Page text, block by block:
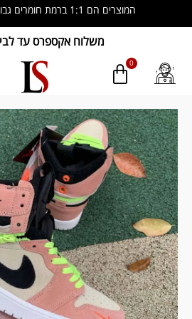
לתוכן
המוצרים הם 1:1 ברמת חומרים גבוה קוד קופון: LS10
משלוח אקספרס עד
כמות
של
Nike
Air
Jordan
1
Retro
High
OG
Switch